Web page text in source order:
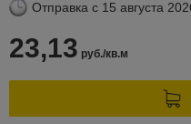
Отправка с 15 августа
23,13 руб./кв.м